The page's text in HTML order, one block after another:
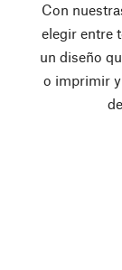
Con
elegir entre
un diseño
o imprimir